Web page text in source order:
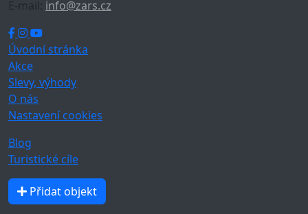
E-mail: info@zars.cz
Úvodní stránka
Akce
Slevy, výhody
O nás
Nastavení cookies
Blog
Turistické cíle
Přidat objekt